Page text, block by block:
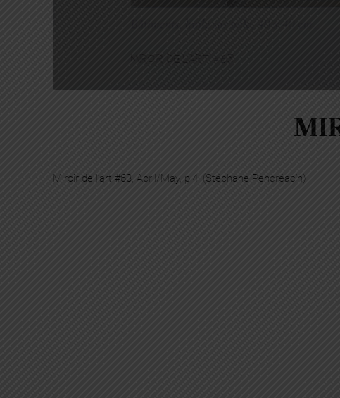
Miroir de l’art #63, April/May, p.4. (Stéphane Pencréac’h)